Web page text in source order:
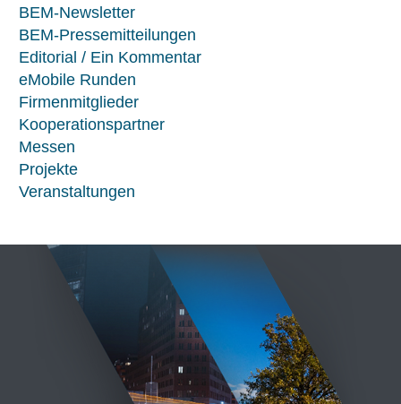
BEM-Newsletter
BEM-Pressemitteilungen
Editorial / Ein Kommentar
eMobile Runden
Firmenmitglieder
Kooperationspartner
Messen
Projekte
Veranstaltungen